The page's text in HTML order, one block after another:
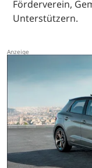
Förderverein,
Unterstützern.